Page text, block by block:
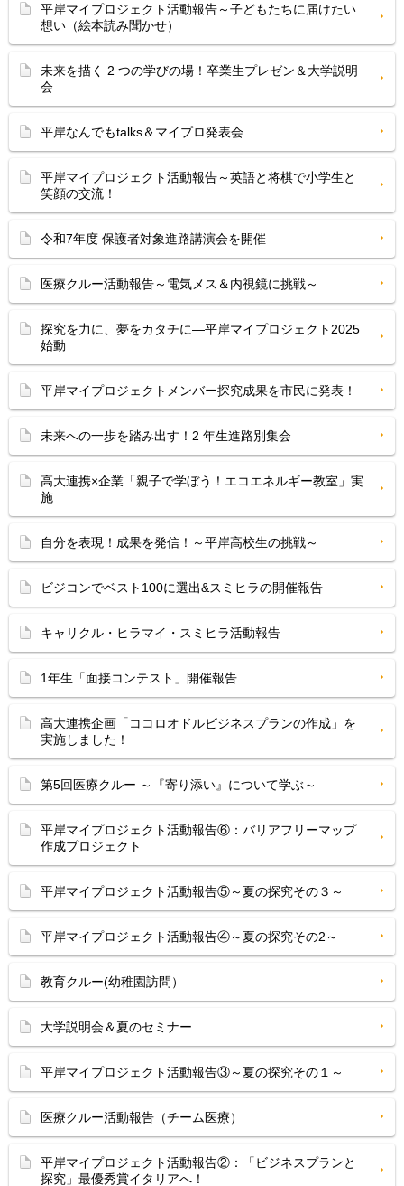
平岸マイプロジェクト活動報告～子どもたちに届けたい
想い（絵本読み聞かせ）
未来を描く 2 つの学びの場！卒業生プレゼン＆大学説明
会
平岸なんでもtalks＆マイプロ発表会
平岸マイプロジェクト活動報告～英語と将棋で小学生と
笑顔の交流！
令和7年度 保護者対象進路講演会を開催
医療クルー活動報告～電気メス＆内視鏡に挑戦～
探究を力に、夢をカタチに―平岸マイプロジェクト2025
始動
平岸マイプロジェクトメンバー探究成果を市民に発表！
未来への一歩を踏み出す！2 年生進路別集会
高大連携×企業「親子で学ぼう！エコエネルギー教室」実
施
自分を表現！成果を発信！～平岸高校生の挑戦～
ビジコンでベスト100に選出&スミヒラの開催報告
キャリクル・ヒラマイ・スミヒラ活動報告
1年生「面接コンテスト」開催報告
高大連携企画「ココロオドルビジネスプランの作成」を
実施しました！
第5回医療クルー ～『寄り添い』について学ぶ～
平岸マイプロジェクト活動報告⑥：バリアフリーマップ
作成プロジェクト
平岸マイプロジェクト活動報告⑤～夏の探究その３～
平岸マイプロジェクト活動報告④～夏の探究その2～
教育クルー(幼稚園訪問）
大学説明会＆夏のセミナー
平岸マイプロジェクト活動報告③～夏の探究その１～
医療クルー活動報告（チーム医療）
平岸マイプロジェクト活動報告②：「ビジネスプランと
探究」最優秀賞イタリアへ！